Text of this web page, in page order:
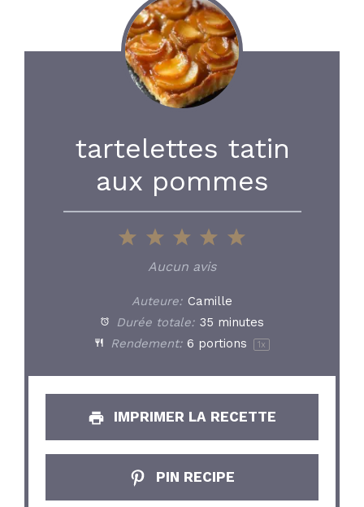
tartelettes tatin
aux pommes
5
4
3
Stars
2
Stars
1
Star
Aucun avis
Auteure: Camille
Durée totale: 35 minutes
Rendement: 6 portions 1x
IMPRIMER LA RECETTE
PIN RECIPE